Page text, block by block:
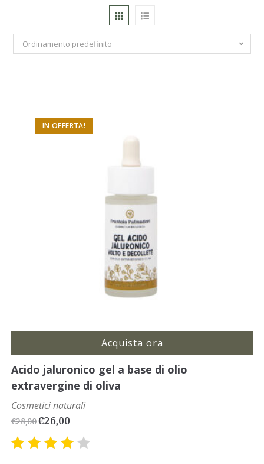
Ordinamento predefinito
IN OFFERTA!
Acquista ora
Acido jaluronico gel a base di olio
extravergine di oliva
Cosmetici naturali
€28,00€26,00